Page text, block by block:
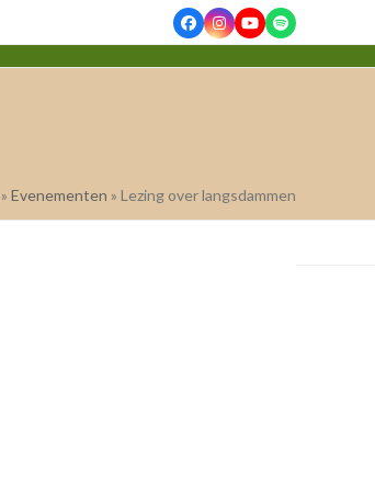
FacebookInstagram
YouTube
Spotify
» Evenementen » Lezing over langsdammen